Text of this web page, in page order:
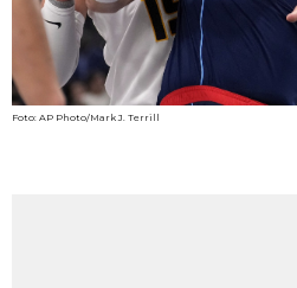
Foto: AP Photo/Mark J. Terrill